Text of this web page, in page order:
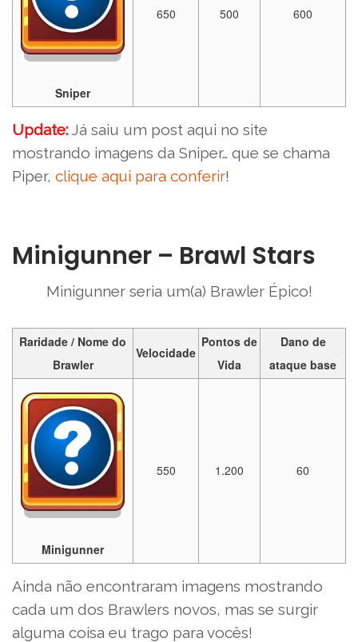
Sniper
650 500 600
Update: Já saiu um post aqui no site
mostrando imagens da Sniper… que se chama
Piper, clique aqui para conferir!
Minigunner – Brawl Stars
Minigunner seria um(a) Brawler Épico!
Raridade / Nome do
Brawler
Velocidade
Pontos de
Vida
Dano de
ataque base
Minigunner
550 1.200 60
Ainda não encontraram imagens mostrando
cada um dos Brawlers novos, mas se surgir
alguma coisa eu trago para vocês!